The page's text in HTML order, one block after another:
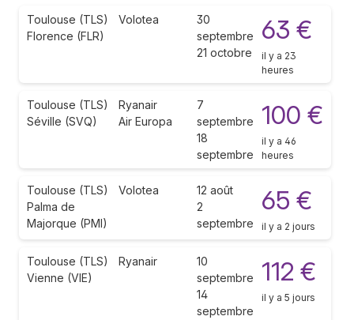
Toulouse (TLS)
Florence (FLR)
Volotea
30
septembre
21 octobre
63 €
il y a 23
heures
Toulouse (TLS)
Séville (SVQ)
Ryanair
Air Europa
7
septembre
18
septembre
100 €
il y a 46
heures
Toulouse (TLS)
Palma de
Majorque (PMI)
Volotea
12 août
2
septembre
65 €
il y a 2 jours
Toulouse (TLS)
Vienne (VIE)
Ryanair
10
septembre
14
septembre
112 €
il y a 5 jours